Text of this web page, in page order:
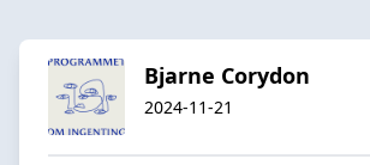
Bjarne Corydon
2024-11-21